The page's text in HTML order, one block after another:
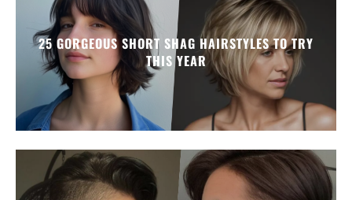
25 GORGEOUS SHORT SHAG HAIRSTYLES TO TRY
THIS YEAR